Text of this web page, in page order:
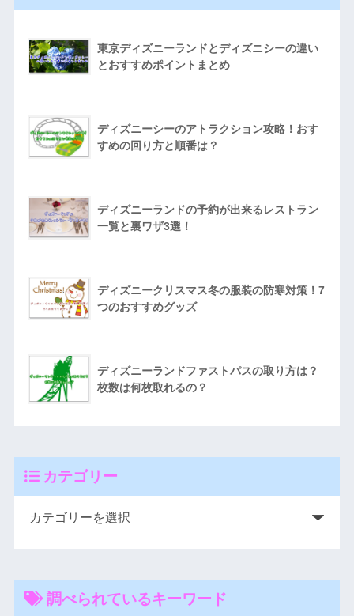
東京ディズニーランドとディズニシーの違い
とおすすめポイントまとめ
ディズニーシーのアトラクション攻略！おす
すめの回り方と順番は？
ディズニーランドの予約が出来るレストラン
一覧と裏ワザ3選！
ディズニークリスマス冬の服装の防寒対策！7
つのおすすめグッズ
ディズニーランドファストパスの取り方は？
枚数は何枚取れるの？
カテゴリー
調べられているキーワード